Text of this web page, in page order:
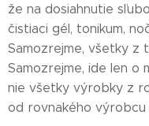
že na dosiahnutie
čistiaci gél, tonikum,
Samozrejme, všetky z
Samozrejme, ide len o
nie všetky výrobky z
od rovnakého výrobcu